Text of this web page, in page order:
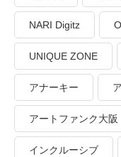
NARI Digitz
UNIQUE ZONE
アナーキー
アートファンク大阪
インクルーシブ